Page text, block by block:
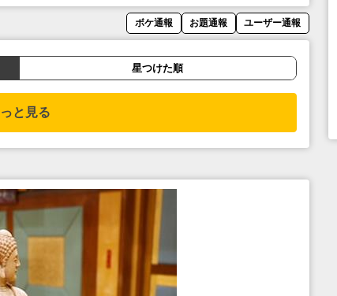
ボケ通報 お題通報 ユーザー通報
星つけた順
と見る